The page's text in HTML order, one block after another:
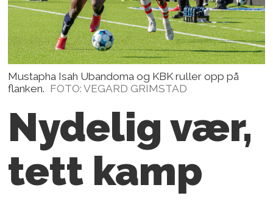
Mustapha Isah Ubandoma og KBK ruller opp på
flanken. FOTO: VEGARD GRIMSTAD
Nydelig vær,
tett kamp